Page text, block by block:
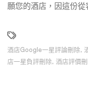
願您的酒店，因這份
酒店Google一星評論刪除,
店一星負評刪除, 酒店評價